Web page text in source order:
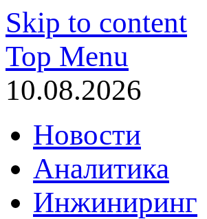
Skip to content
Top Menu
10.08.2026
Новости
Аналитика
Инжиниринг